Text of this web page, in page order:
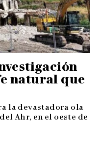
natural que
la devastadora ola
Ahr, en el oeste de